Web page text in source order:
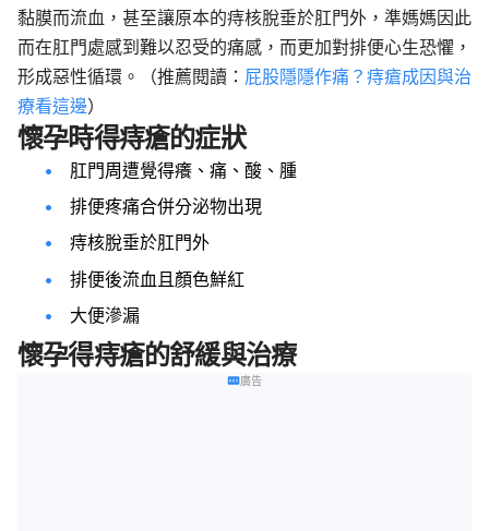
黏膜而流血，甚至讓原本的痔核脫垂於肛門外，準媽媽因此
而在肛門處感到難以忍受的痛感，而更加對排便心生恐懼，
形成惡性循環。（推薦閱讀： 屁股隱隱作痛？痔瘡成因與治
療看這邊）
懷孕時得痔瘡的症狀
肛門周遭覺得癢、痛、酸、腫
排便疼痛合併分泌物出現
痔核脫垂於肛門外
排便後流血且顏色鮮紅
大便滲漏
懷孕得痔瘡的舒緩與治療
廣告